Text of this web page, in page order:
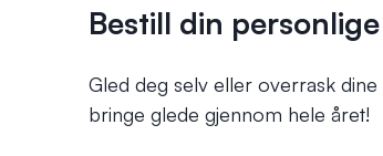
Bestill din
Gled deg selv eller overrask
bringe glede gjennom hele året!